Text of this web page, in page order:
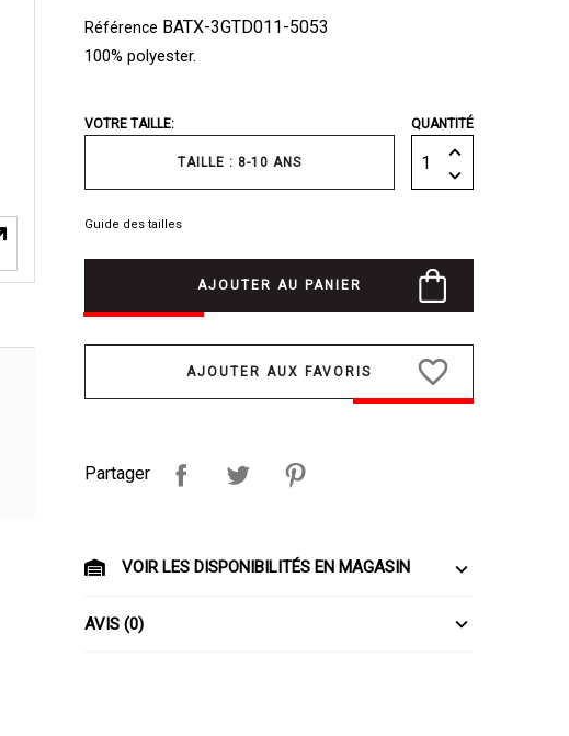
Référence BATX-3GTD011-5053
100% polyester.
VOTRE TAILLE:
TAILLE : 8-10 ANS
QUANTITÉ
Guide des tailles
AJOUTER AU PANIER
favorite_border
Partager
VOIR LES DISPONIBILITÉS EN MAGASIN
AVIS (0)